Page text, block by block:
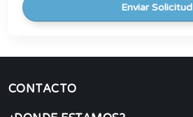
Enviar Solicitud
CONTACTO